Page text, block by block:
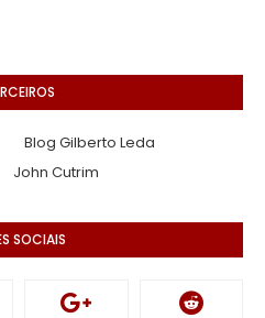
Blog Gilberto Leda
John Cutrim
SOCIAIS